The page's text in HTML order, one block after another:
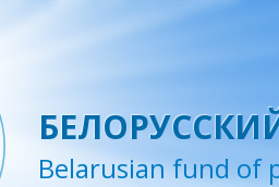
Belarusian fund of